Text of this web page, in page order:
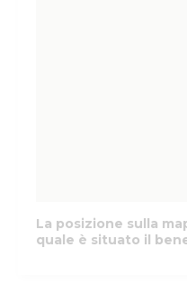
La posizione sulla
quale è situato il